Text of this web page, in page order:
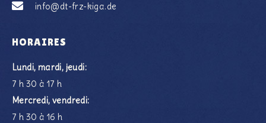
info@dt-frz-kiga.de
HORAIRES
Lundi, mardi, jeudi:
7 h 30 à 17 h
Mercredi, vendredi:
7 h 30 à 16 h